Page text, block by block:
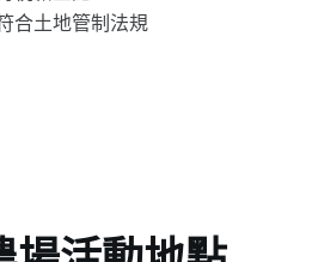
合土地管制法規